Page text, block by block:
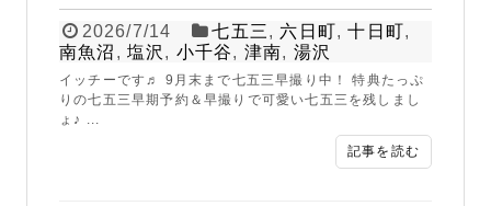
2026/7/14 七五三, 六日町,十日町,
南魚沼 ,塩沢 , 小千谷, 津南, 湯沢
イッチーです♬ 9月末まで七五三早撮り中！ 特典たっぷ
りの七五三早期予約＆早撮りで可愛い七五三を残しまし
ょ♪ ...
記事を読む